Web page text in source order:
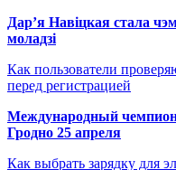
Дар’я Навіцкая стала
моладзі
Как пользователи
перед регистрацией
Международный
Гродно 25 апреля
Как выбрать зарядку для